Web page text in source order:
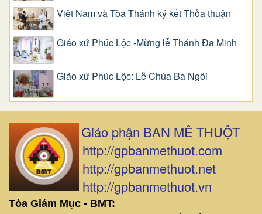
Việt Nam và Tòa Thánh ký kết Thỏa thuận
Giáo xứ Phúc Lộc -Mừng lễ Thánh Đa Minh
Giáo xứ Phúc Lộc: Lễ Chúa Ba Ngôi
Giáo phận BAN MÊ THUỘT
http://gpbanmethuot.com
http://gpbanmethuot.net
http://gpbanmethuot.vn
Tòa Giám Mục - BMT: